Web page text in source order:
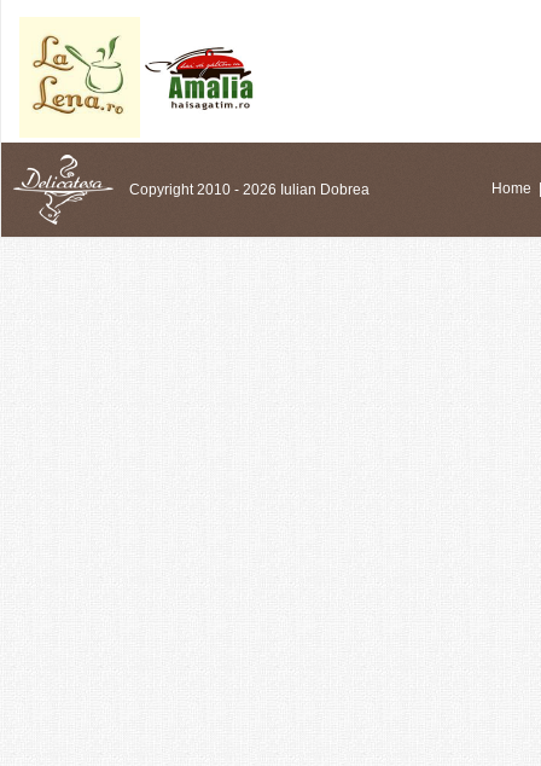
Copyright 2010 - 2026 Iulian Dobrea Home